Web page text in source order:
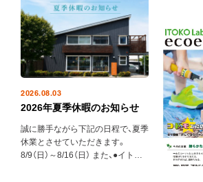
2026.08.03
2026年夏季休暇のお知らせ
誠に勝手ながら下記の日程で、夏季
休業とさせていただきます。
8/9（日）～8/16（日） また、●イトコ